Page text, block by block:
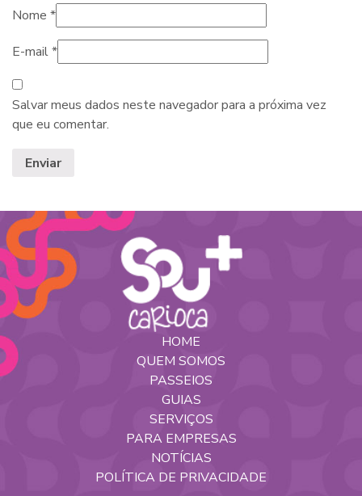
Nome *
E-mail*
Salvar meus dados neste navegador para a próxima vez
que eu comentar.
HOME
QUEM SOMOS
PASSEIOS
GUIAS
SERVIÇOS
PARA EMPRESAS
NOTÍCIAS
POLÍTICA DE PRIVACIDADE